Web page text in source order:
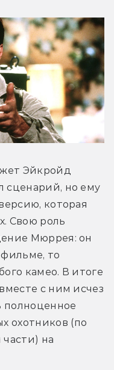
Эйкройд
сценарий, но ему
которая
Свою роль
Мюррея: он
фильме, то
камео. В итоге
с ним исчез
полноценное
охотников (по
на